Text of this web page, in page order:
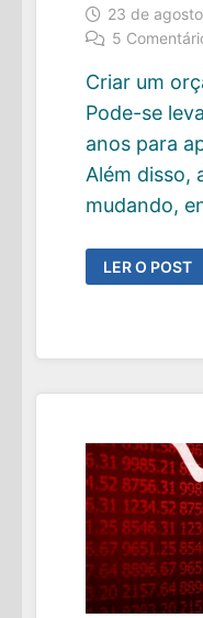
23 de
5
Criar um
Pode-se
anos para
Além disso,
mudando,
SEIS
COISAS
QUE
DE
NO
LER O POST